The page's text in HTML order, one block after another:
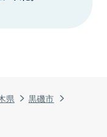
県
黒磯市